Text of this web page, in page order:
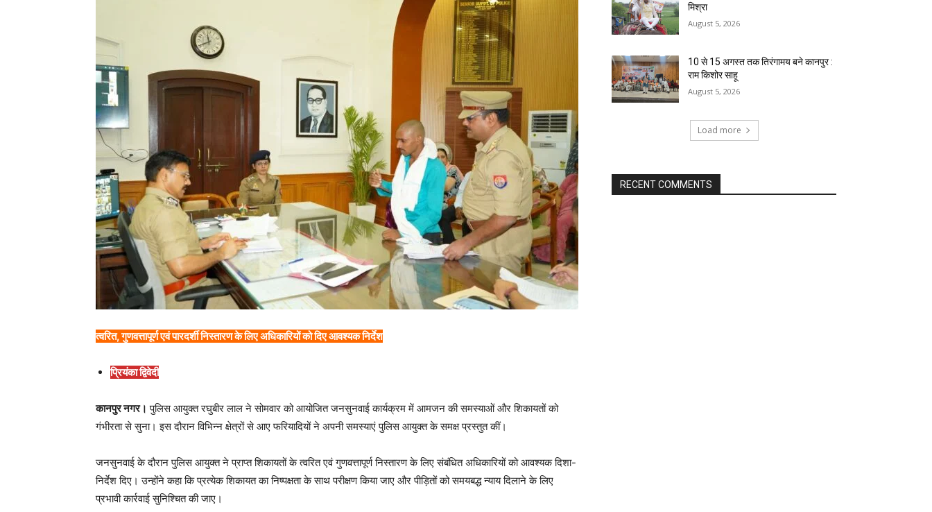
त्वरित, गुणवत्तापूर्ण एवं पारदर्शी निस्तारण के लिए अधिकारियों को दिए आवश्यक निर्देश
प्रियंका द्विवेदी
कानपुर नगर। पुलिस आयुक्त रघुबीर लाल ने सोमवार को आयोजित जनसुनवाई कार्यक्रम में आमजन की समस्याओं और शिकायतों को
गंभीरता से सुना। इस दौरान विभिन्न क्षेत्रों से आए फरियादियों ने अपनी समस्याएं पुलिस आयुक्त के समक्ष प्रस्तुत कीं।
जनसुनवाई के दौरान पुलिस आयुक्त ने प्राप्त शिकायतों के त्वरित एवं गुणवत्तापूर्ण निस्तारण के लिए संबंधित अधिकारियों को आवश्यक दिशा-
निर्देश दिए। उन्होंने कहा कि प्रत्येक शिकायत का निष्पक्षता के साथ परीक्षण किया जाए और पीड़ितों को समयबद्ध न्याय दिलाने के लिए
प्रभावी कार्रवाई सुनिश्चित की जाए।
मिश्रा
August 5, 2026
10 से 15 अगस्त तक तिरंगामय बने कानपुर :
राम किशोर साहू
August 5, 2026
Load more
RECENT COMMENTS